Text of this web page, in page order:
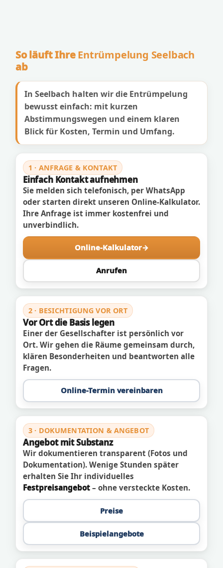
So läuft IhreEntrümpelung Seelbach
ab
In Seelbach halten wir die Entrümpelung
bewusst einfach: mit kurzen
Abstimmungswegen und einem klaren
Blick für Kosten, Termin und Umfang.
1 · ANFRAGE & KONTAKT
Einfach Kontakt aufnehmen
Sie melden sich telefonisch, per WhatsApp
oder starten direkt unseren Online-Kalkulator.
Ihre Anfrage ist immer kostenfrei und
unverbindlich.
Online-Kalkulator
Anrufen
2 · BESICHTIGUNG VOR ORT
Vor Ort die Basis legen
Einer der Gesellschafter ist persönlich vor
Ort. Wir gehen die Räume gemeinsam durch,
klären Besonderheiten und beantworten alle
Fragen.
Online-Termin vereinbaren
3 · DOKUMENTATION & ANGEBOT
Angebot mit Substanz
Wir dokumentieren transparent (Fotos und
Dokumentation). Wenige Stunden später
erhalten Sie Ihr individuelles
Festpreisangebot – ohne versteckte Kosten.
Preise
Beispielangebote